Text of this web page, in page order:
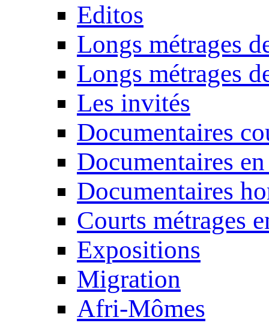
Editos
Longs métrages
Longs métrages
Les invités
Documentaires
Documentaires
Documentaires
Courts métrages
Expositions
Migration
Afri-Mômes